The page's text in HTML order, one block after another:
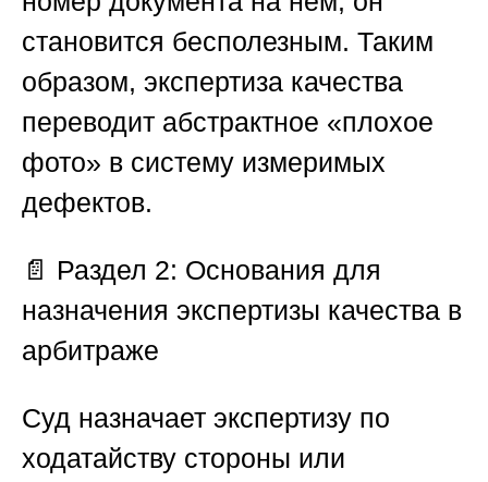
становится бесполезным. Таким
образом, экспертиза качества
переводит абстрактное «плохое
фото» в систему измеримых
дефектов.
📄 Раздел 2: Основания для
назначения экспертизы качества в
арбитраже
Суд назначает экспертизу по
ходатайству стороны или